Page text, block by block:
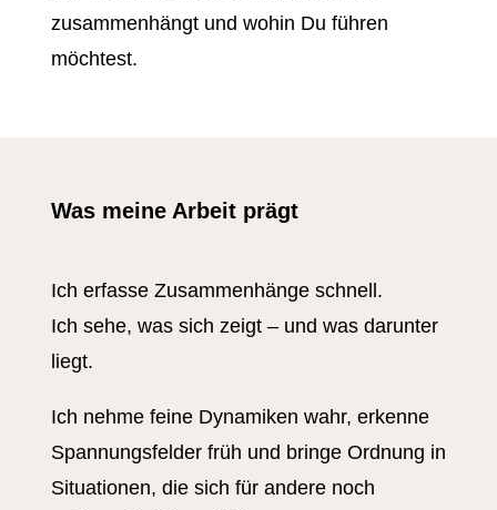
zusammenhängt und wohin Du führen
möchtest.
Was meine Arbeit prägt
Ich erfasse Zusammenhänge schnell.
Ich sehe, was sich zeigt – und was darunter
liegt.
Ich nehme feine Dynamiken wahr, erkenne
Spannungsfelder früh und bringe Ordnung in
Situationen, die sich für andere noch